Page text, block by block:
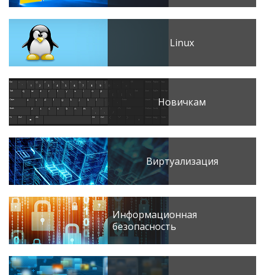
Linux
Новичкам
Виртуализация
Информационная
безопасность